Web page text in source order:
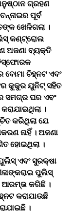
ଗ୍ରହଣ
ପୂର୍ବ
ଖେଳିଗଲା ।
କଣ୍ଟ୍ରୋଲ
ଅଜଣା ବ୍ୟକ୍ତି
ବୋମା ଚିହ୍ନଟ ଏବଂ
କୁକୁର ୟୁନିଟ୍ ସହିତ
ସମଗ୍ର ଘର ଏବଂ
।
କରିଥିଲା ​​ଯେ
ନାହିଁ । ଅଜଣା
ହୋଇଥିଲା ।
ଏବଂ ସୁରକ୍ଷା
ପୁଲିସ୍
ଆରମ୍ଭ କରିଛି ।
କରାଯାଉଛି
।